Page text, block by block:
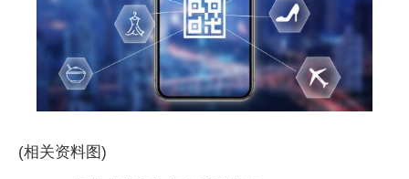
(相关资料图)